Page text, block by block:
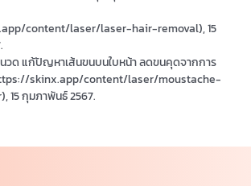
content/laser/laser-hair-removal), 15
นวด แก้ปัญหาเส้นขนบนใบหน้า ลดขนคุดจากการ
skinx.app/content/laser/moustache-
15 กุมภาพันธ์ 2567.